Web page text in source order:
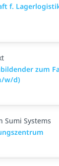
f.
zum
w/d)
Sumi Systems